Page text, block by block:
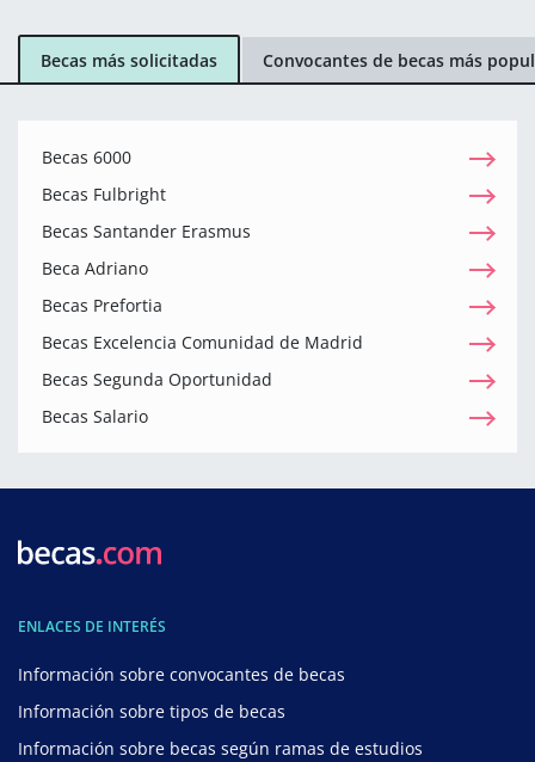
Becas más solicitadas Convocantes de becas más
Becas 6000
Becas Fulbright
Becas Santander Erasmus
Beca Adriano
Becas Prefortia
Becas Excelencia Comunidad de Madrid
Becas Segunda Oportunidad
Becas Salario
ENLACES DE INTERÉS
Información sobre convocantes de becas
Información sobre tipos de becas
Información sobre becas según ramas de estudios